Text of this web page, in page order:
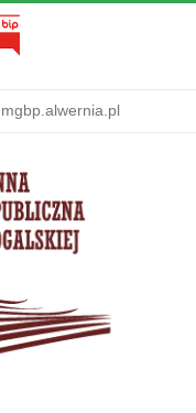
Biuletyn